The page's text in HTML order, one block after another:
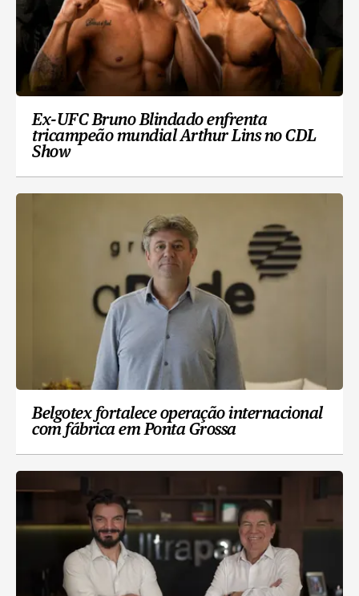
Ex-UFC Bruno Blindado enfrenta
tricampeão mundial Arthur Lins no CDL
Show
Belgotex fortalece operação internacional
com fábrica em Ponta Grossa